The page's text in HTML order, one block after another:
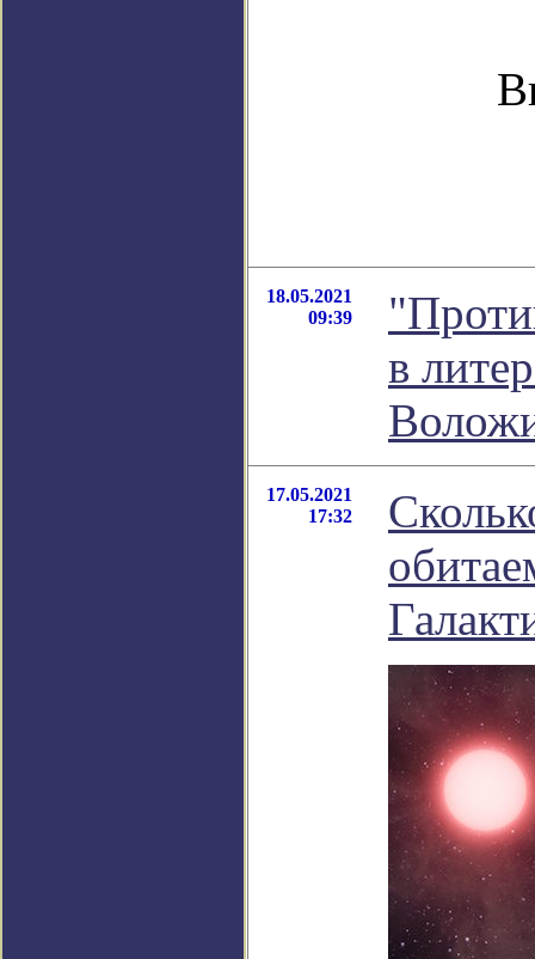
18.05.2021
09:39
в
17.05.2021
17:32